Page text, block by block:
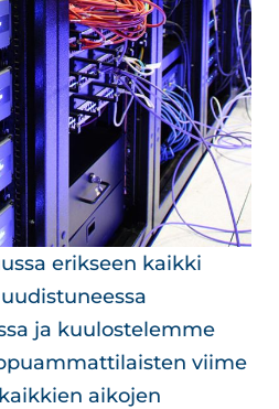
erikseen kaikki
ja kuulostelemme
viime
aikojen